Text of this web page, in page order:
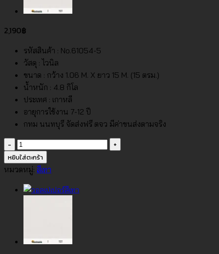
2,190฿
รหัสสินค้า : No.61054-5
วัสดุ : ไวนิล
ขนาด : กว้าง 1.06 M. X ยาว 15 M. (15 ตรม.)
น้ำหนัก : 4.8 กิโล
ประเทศ : เกาหลี
อายุการใช้งาน 7-12 ปี
กทม นนทบุรี จัดส่งฟรี ตจว มีค่าขนส่งตามจริง
จำนวน
วอลเปเปอร์
สี
อ่อน
5
หยิบใส่ตะกร้า
หมวดหมู่: สีเทา